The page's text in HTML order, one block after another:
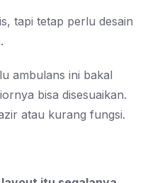
tapi tetap perlu desain
ambulans ini bakal
bisa disesuaikan.
atau kurang fungsi.